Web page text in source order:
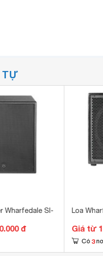
TỰ
Wharfedale SI-
đ
Loa
Giá từ
Có 3